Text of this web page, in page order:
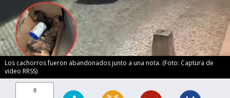
Los cachorros fueron abandonados junto a una nota. (Foto: Captura de
video RRSS)
8